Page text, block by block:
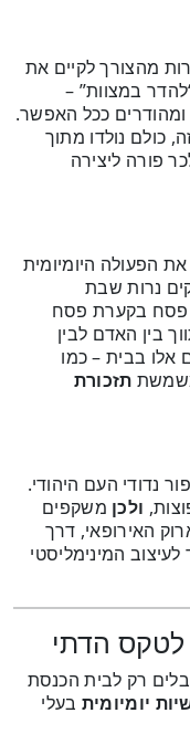
מהצורך לקיים את
במצוות” –
ככל האפשר.
כולם נולדו מתוך
פורה ליצירה
הפעולה היומיומית
נרות שבת
פסח בקערת פסח
בין האדם לבין
בבית – כמו
תזכורת
נדודי העם היהודי.
ולכןמשקפים
האירופאי, דרך
המינימליסטי
לטקס הדתי
רק לבית הכנסת
יומיומיתבעלי